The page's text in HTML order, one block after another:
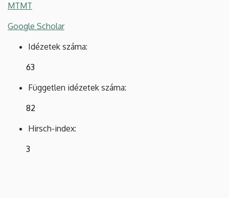
MTMT
Google Scholar
Idézetek száma:
63
Független idézetek száma:
82
Hirsch-index:
3